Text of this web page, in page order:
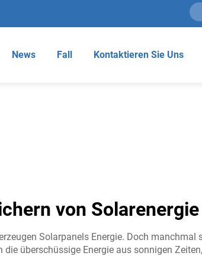
News Fall Kontaktieren Sie Uns
von Solarenergie
Solarpanels Energie. Doch
überschüssige Energie aus sonnigen